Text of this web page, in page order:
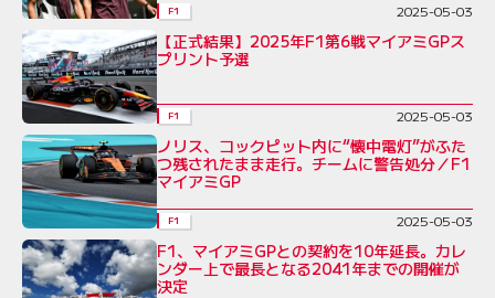
F1 2025-05-03
【正式結果】2025年F1第6戦マイアミGPス
プリント予選
F1 2025-05-03
ノリス、コックピット内に“懐中電灯”がふた
つ残されたまま走行。チームに警告処分／F1
マイアミGP
F1 2025-05-03
F1、マイアミGPとの契約を10年延長。カレ
ンダー上で最長となる2041年までの開催が
決定